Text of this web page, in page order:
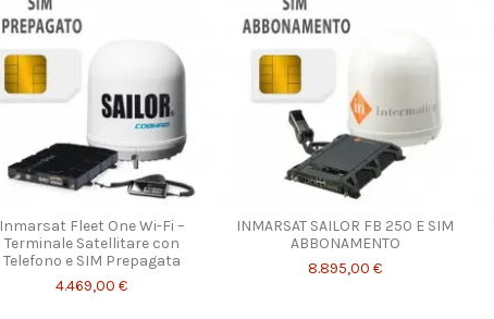
Inmarsat Fleet One Wi-Fi –
Terminale Satellitare con
Telefono e SIM Prepagata
4.469,00 €
INMARSAT SAILOR FB 250 E SIM
ABBONAMENTO
8.895,00 €